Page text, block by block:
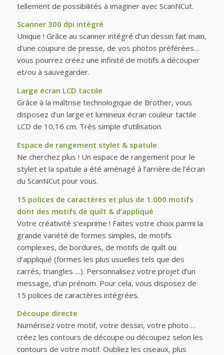
tellement de possibilités à imaginer avec ScanNCut.
Scanner 300 dpi intégré
Unique ! Grâce au scanner intégré d’un dessin fait main,
d’une coupure de presse, de vos photos préférées…
vous pourrez créez une infinité de motifs à découper
et/ou à sauvegarder.
Large écran LCD tactile
Grâce à la maîtrise technologique de Brother, vous
disposez d’un large et lumineux écran couleur tactile
LCD de 10,16 cm. Très simple d’utilisation.
Espace de rangement stylet & spatule
Ne cherchez plus ! Un espace de rangement pour le
stylet et la spatule a été aménagé à l’arrière de l’écran
du ScanNCut pour vous.
15 polices de caractères et plus de 1.000 motifs
dont des motifs de quilt & d’appliqué
Votre créativité s’exprime ! Faites votre choix parmi la
grande variété de formes simples, de motifs
complexes, de bordures, de motifs de quilt ou
d’appliqué (formes les plus usuelles tels que des
carrés, triangles …). Personnalisez votre projet d’un
message, d’un prénom. Pour cela, vous disposez de
15 polices de caractères intégrées.
Découpe directe
Numérisez votre motif, votre dessin, votre photo …
créez les contours de découpe ou découpez selon les
contours de votre motif. Oubliez les ciseaux, plus